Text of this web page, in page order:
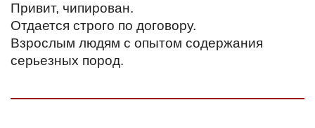
Привит, чипирован.
Отдается строго по договору.
Взрослым людям с опытом содержания
серьезных пород.